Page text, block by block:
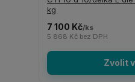
kg
7 100 Kč/ks
5 868 Kč bez DPH
Zvolit